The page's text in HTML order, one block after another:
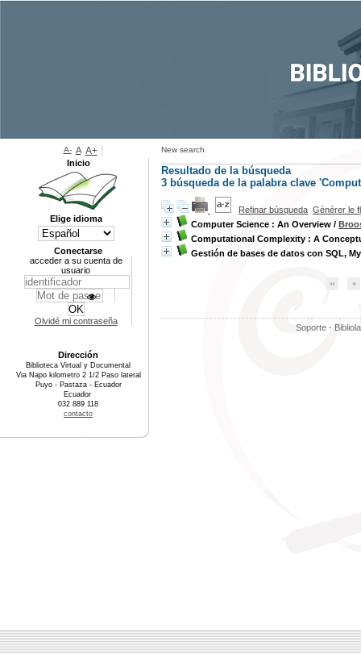
New search
Resultado de la búsqueda
3 búsqueda de la palabra clave
Refinar búsqueda Générer le
Computer Science : An Overview /
Computational Complexity : A
Gestión de bases de datos con SQL,
Soporte -
A- A A+
Inicio
Elige idioma
Conectarse
acceder a su cuenta de
usuario
Olvidé mi contraseña
Dirección
Biblioteca Virtual y Documental
Via Napo kilometro 2 1/2 Paso lateral
Puyo - Pastaza - Ecuador
Ecuador
032 889 118
contacto